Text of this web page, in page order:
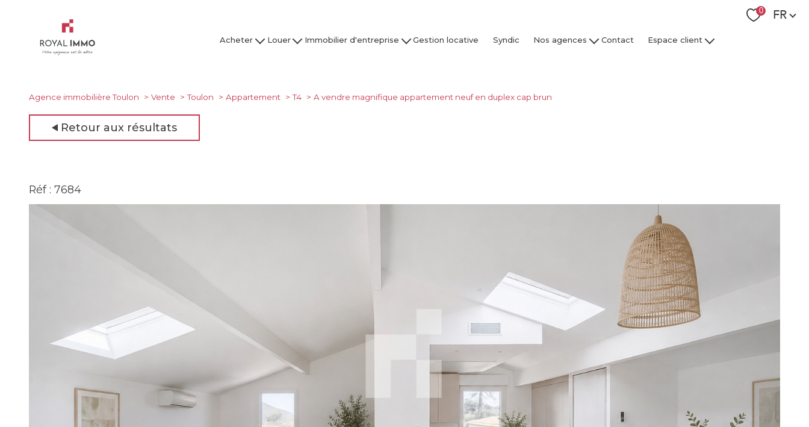
0 FR
Acheter
Studio
Louer
Studio
Immobilier d'entreprise
Vendre / Faire Gérer
Gestion locative Syndic Nos agences Contact Espace client
Agence immobilière Toulon
Vente Toulon Appartement T4 A vendre magnifique appartement neuf en duplex cap brun
Retour aux résultats
Réf : 7684